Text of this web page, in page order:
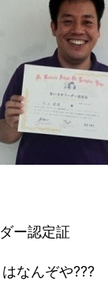
ー認定証
はなんぞや???